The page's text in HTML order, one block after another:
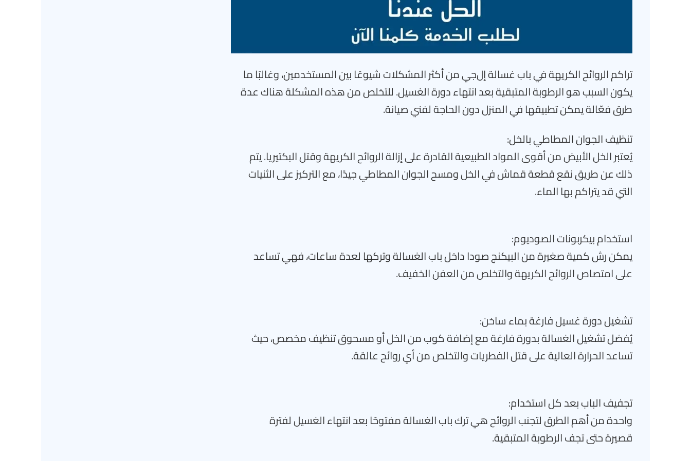
تراكم الروائح الكريهة في باب غسالة إل‌جي من أكثر المشكلات شيوعًا بين المستخدمين، وغالبًا ما
يكون السبب هو الرطوبة المتبقية بعد انتهاء دورة الغسيل. للتخلص من هذه المشكلة هناك عدة
طرق فعّالة يمكن تطبيقها في المنزل دون الحاجة لفني صيانة.
تنظيف الجوان المطاطي بالخل:
يُعتبر الخل الأبيض من أقوى المواد الطبيعية القادرة على إزالة الروائح الكريهة وقتل البكتيريا. يتم
ذلك عن طريق نقع قطعة قماش في الخل ومسح الجوان المطاطي جيدًا، مع التركيز على الثنيات
التي قد يتراكم بها الماء.
استخدام بيكربونات الصوديوم:
يمكن رش كمية صغيرة من البيكنج صودا داخل باب الغسالة وتركها لعدة ساعات، فهي تساعد
على امتصاص الروائح الكريهة والتخلص من العفن الخفيف.
تشغيل دورة غسيل فارغة بماء ساخن:
يُفضل تشغيل الغسالة بدورة فارغة مع إضافة كوب من الخل أو مسحوق تنظيف مخصص، حيث
تساعد الحرارة العالية على قتل الفطريات والتخلص من أي روائح عالقة.
تجفيف الباب بعد كل استخدام:
واحدة من أهم الطرق لتجنب الروائح هي ترك باب الغسالة مفتوحًا بعد انتهاء الغسيل لفترة
قصيرة حتى تجف الرطوبة المتبقية.